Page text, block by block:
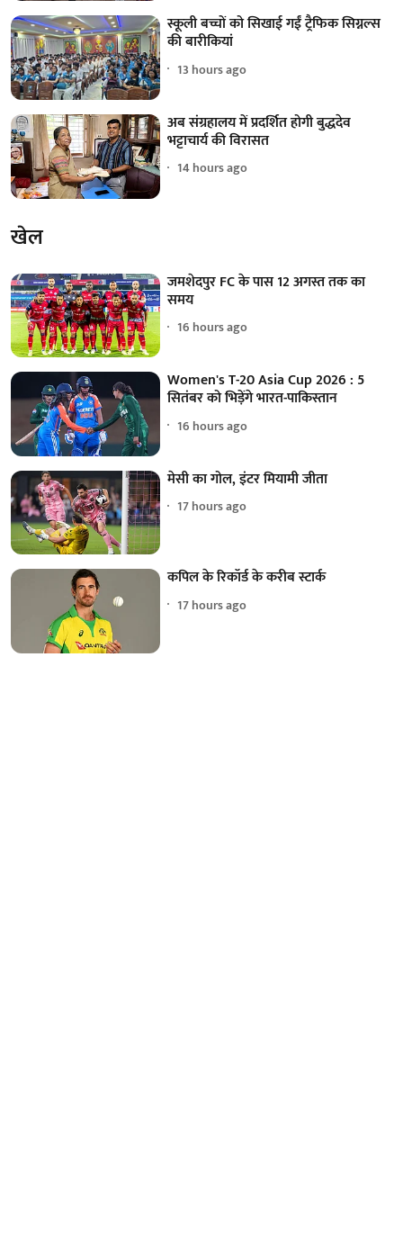
स्कूली बच्चों को सिखाई गईं ट्रैफिक सिग्नल्स
की बारीकियां
13 hours ago
अब संग्रहालय में प्रदर्शित होगी बुद्धदेव
भट्टाचार्य की विरासत
14 hours ago
खेल
जमशेदपुर FC के पास 12 अगस्त तक का
समय
16 hours ago
Women's T-20 Asia Cup 2026 : 5
सितंबर को भिड़ेंगे भारत-पाकिस्तान
16 hours ago
मेसी का गोल, इंटर मियामी जीता
17 hours ago
कपिल के रिकॉर्ड के करीब स्टार्क
17 hours ago